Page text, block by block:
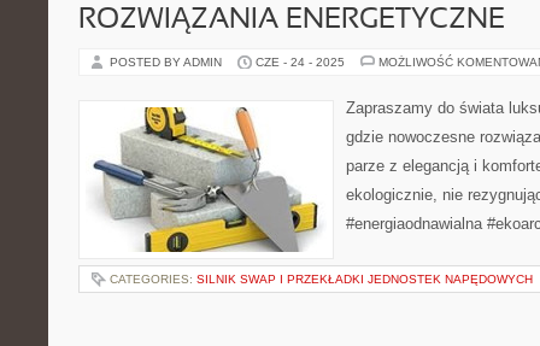
ROZWIĄZANIA ENERGETYCZNE
POSTED BY ADMIN CZE - 24 - 2025 MOŻLIWOŚĆ
Zapraszamy do świata
gdzie nowoczesne
parze z elegancją i
ekologicznie, nie
#energiaodnawialna
CATEGORIES: SILNIK SWAP I PRZEKŁADKI JEDNOSTEK NAPĘDOWYCH